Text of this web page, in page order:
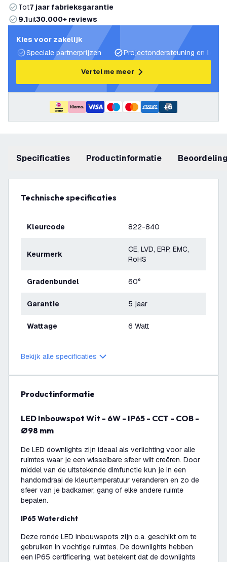
Tot7 jaar fabrieksgarantie
9.1uit30.000+ reviews
Kies voor zakelijk
Speciale partnerprijzen
Projectondersteuning en
Vertel me meer
+6
Specificaties productinformatie
Technische specificaties
Kleurcode 822-840
Keurmerk
CE, LVD, ERP, EMC,
RoHS
Gradenbundel 60°
Garantie 5 jaar
Wattage 6 Watt
Bekijk alle specificaties
productinformatie
LED Inbouwspot Wit - 6W - IP65 - CCT - COB -
Ø98 mm
De LED downlights zijn ideaal als verlichting voor alle
ruimtes waar je een wisselbare sfeer wilt creëren. Door
middel van de uitstekende dimfunctie kun je in een
handomdraai de kleurtemperatuur veranderen en zo de
sfeer van je badkamer, gang of elke andere ruimte
bepalen.
IP65 Waterdicht
Deze ronde LED inbouwspots zijn o.a. geschikt om te
gebruiken in vochtige ruimtes. De downlights hebben
een IP65 certificering, wat betekent dat de downlights